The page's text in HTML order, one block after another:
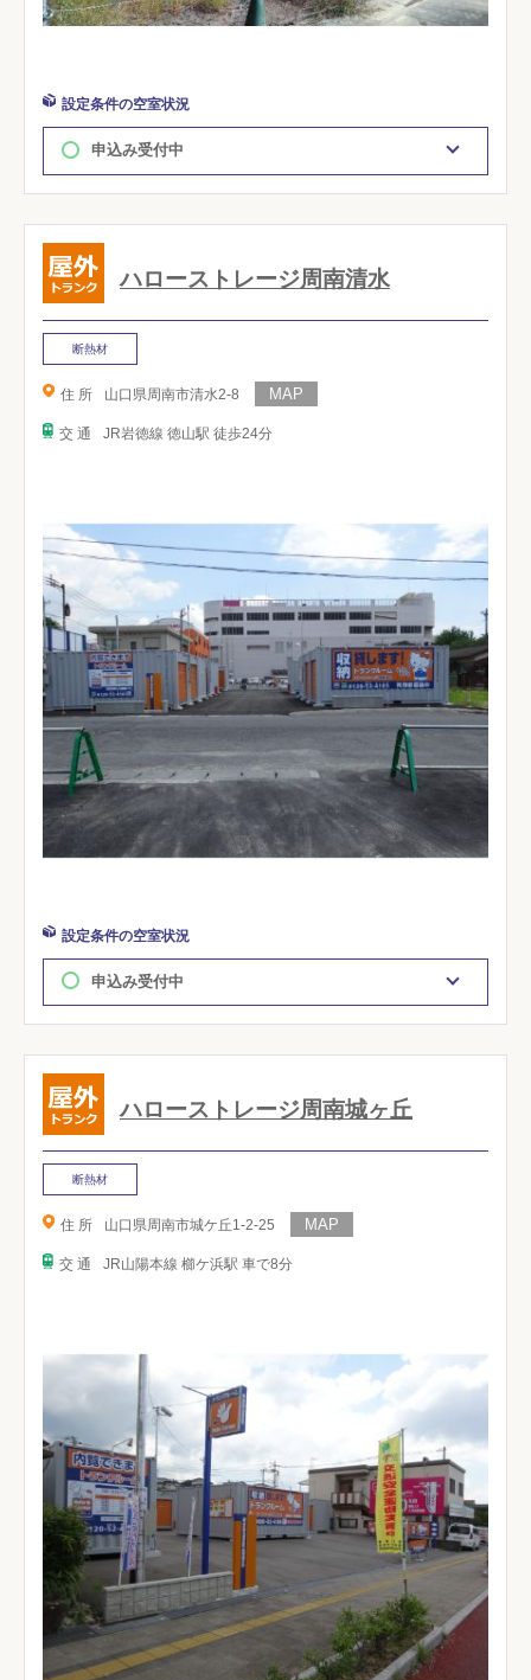
設定条件の空室状況
申込み受付中
ハローストレージ周南清水
断熱材
住 所 山口県周南市清水2-8
交 通 JR岩徳線 徳山駅 徒歩24分
設定条件の空室状況
申込み受付中
ハローストレージ周南城ヶ丘
断熱材
住 所 山口県周南市城ケ丘1-2-25
交 通 JR山陽本線 櫛ケ浜駅 車で8分